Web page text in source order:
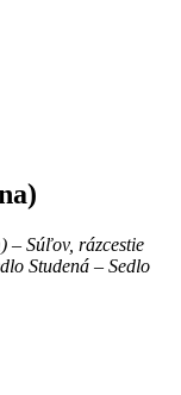
– Súľov, rázcestie
Studená – Sedlo